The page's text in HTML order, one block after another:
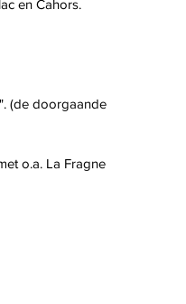
en Cahors.
(de doorgaande
o.a. La Fragne